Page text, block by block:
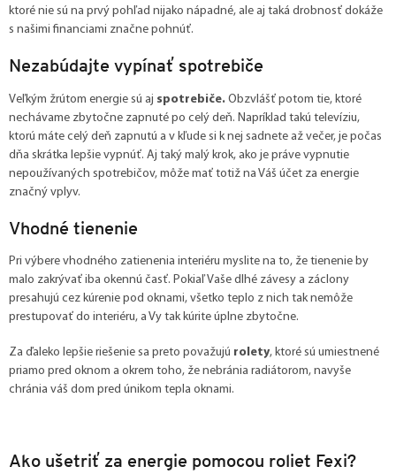
ktoré nie sú na prvý pohľad nijako nápadné, ale aj taká drobnosť dokáže
s našimi financiami značne pohnúť.
Nezabúdajte vypínať spotrebiče
Veľkým žrútom energie sú aj spotrebiče. Obzvlášť potom tie, ktoré
nechávame zbytočne zapnuté po celý deň. Napríklad takú televíziu,
ktorú máte celý deň zapnutú a v kľude si k nej sadnete až večer, je počas
dňa skrátka lepšie vypnúť. Aj taký malý krok, ako je práve vypnutie
nepoužívaných spotrebičov, môže mať totiž na Váš účet za energie
značný vplyv.
Vhodné tienenie
Pri výbere vhodného zatienenia interiéru myslite na to, že tienenie by
malo zakrývať iba okennú časť. Pokiaľ Vaše dlhé závesy a záclony
presahujú cez kúrenie pod oknami, všetko teplo z nich tak nemôže
prestupovať do interiéru, a Vy tak kúrite úplne zbytočne.
Za ďaleko lepšie riešenie sa preto považujú rolety, ktoré sú umiestnené
priamo pred oknom a okrem toho, že nebránia radiátorom, navyše
chránia váš dom pred únikom tepla oknami.
Ako ušetriť za energie pomocou roliet Fexi?